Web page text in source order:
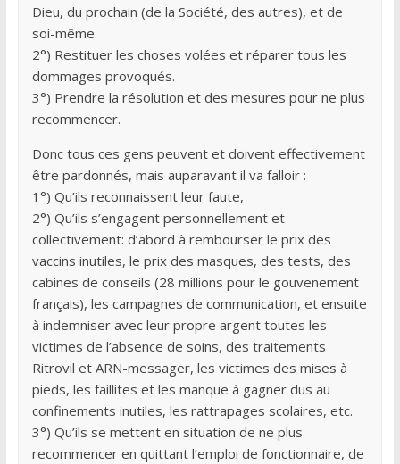
Dieu, du prochain (de la Société, des autres), et de
soi-même.
2°) Restituer les choses volées et réparer tous les
dommages provoqués.
3°) Prendre la résolution et des mesures pour ne plus
recommencer.
Donc tous ces gens peuvent et doivent effectivement
être pardonnés, mais auparavant il va falloir :
1°) Qu’ils reconnaissent leur faute,
2°) Qu’ils s’engagent personnellement et
collectivement: d’abord à rembourser le prix des
vaccins inutiles, le prix des masques, des tests, des
cabines de conseils (28 millions pour le gouvenement
français), les campagnes de communication, et ensuite
à indemniser avec leur propre argent toutes les
victimes de l’absence de soins, des traitements
Ritrovil et ARN-messager, les victimes des mises à
pieds, les faillites et les manque à gagner dus au
confinements inutiles, les rattrapages scolaires, etc.
3°) Qu’ils se mettent en situation de ne plus
recommencer en quittant l’emploi de fonctionnaire, de